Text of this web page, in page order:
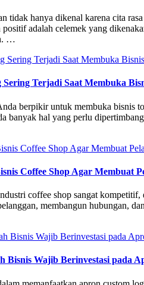
tidak hanya dikenal karena cita
adalah celemek yang
…
Sering Terjadi Saat Membuka
berpikir untuk membuka bisnis
banyak hal yang perlu
Coffee Shop Agar Membuat
coffee shop sangat
membangun hubungan,
Bisnis Wajib Berinvestasi pada